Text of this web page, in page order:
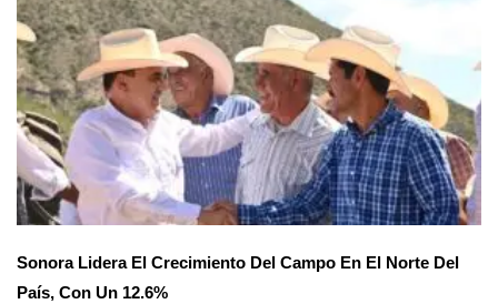
Sonora Lidera El Crecimiento Del Campo En El Norte Del
País, Con Un 12.6%